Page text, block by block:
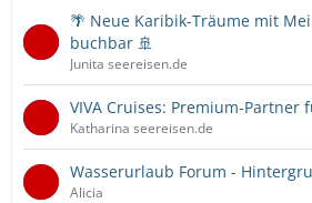
🌴 Neue Karibik-Träume mit
buchbar 🚢
Junita seereisen.de
VIVA Cruises: Premium-Partner
Katharina seereisen.de
Wasserurlaub Forum -
Alicia